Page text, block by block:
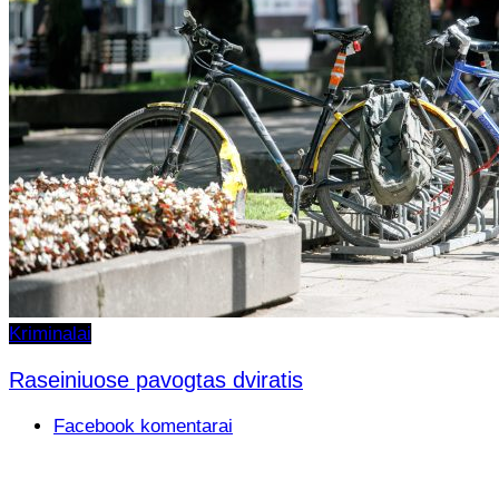
Kriminalai
Raseiniuose pavogtas dviratis
Facebook komentarai